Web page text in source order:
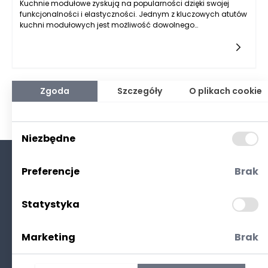
Kuchnie modułowe zyskują na popularności dzięki swojej
funkcjonalności i elastyczności. Jednym z kluczowych atutów
kuchni modułowych jest możliwość dowolnego
efektywność wykorzystania dostępnej powierzchni. Dzięki
zastosowaniu szafek o różnych głębokościach i
wysokościach, a także różnorodnych akcesoriów, takich jak
zagospodarować nawet najmniejsze przestrzenie.
Polityka prywatności
Zgoda Szczegóły O plikach cookie
Niezbędne
Preferencje Brak
Statystyka
Marketing Brak